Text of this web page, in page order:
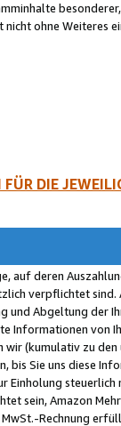
ohne Weiteres
DIE
auf deren
verpflichtet
und Abgeltung der
Informationen von
(kumulativ zu
bis Sie uns diese
Einholung
sein, Amazon
Rechnung